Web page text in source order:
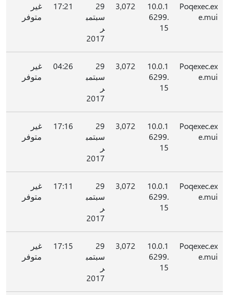
Poqexec.ex
e.mui
10.0.1
6299.
15
3,072
29
سبتمب
ر
2017
17:21
غير
متوفر
Poqexec.ex
e.mui
10.0.1
6299.
15
3,072
29
سبتمب
ر
2017
04:26
غير
متوفر
Poqexec.ex
e.mui
10.0.1
6299.
15
3,072
29
سبتمب
ر
2017
17:16
غير
متوفر
Poqexec.ex
e.mui
10.0.1
6299.
15
3,072
29
سبتمب
ر
2017
17:11
غير
متوفر
Poqexec.ex
e.mui
10.0.1
6299.
15
3,072
29
سبتمب
ر
2017
17:15
غير
متوفر